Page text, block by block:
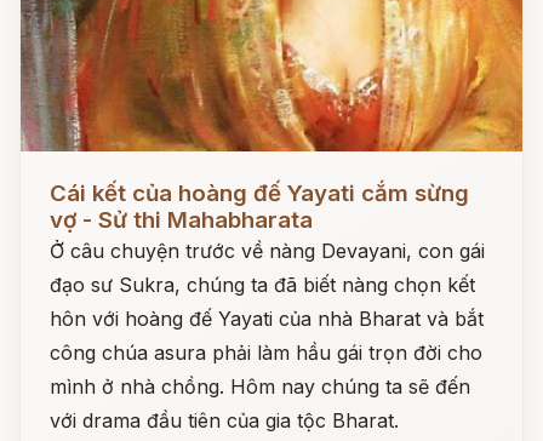
Cái kết của hoàng đế Yayati cắm sừng
vợ - Sử thi Mahabharata
Ở câu chuyện trước về nàng Devayani, con gái
đạo sư Sukra, chúng ta đã biết nàng chọn kết
hôn với hoàng đế Yayati của nhà Bharat và bắt
công chúa asura phải làm hầu gái trọn đời cho
mình ở nhà chồng. Hôm nay chúng ta sẽ đến
với drama đầu tiên của gia tộc Bharat.